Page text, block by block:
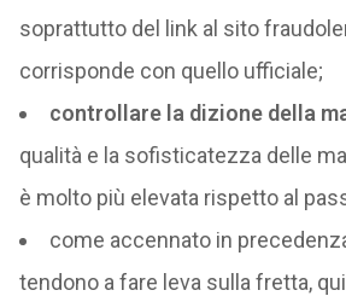
soprattutto del link al sito
corrisponde con quello ufficiale;
controllare la dizione della
qualità e la sofisticatezza delle
è molto più elevata rispetto al
come accennato in
tendono a fare leva sulla fretta,